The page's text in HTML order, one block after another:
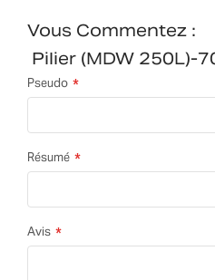
Vous Commentez :
Pilier (MDW 250L)-
Pseudo
Résumé
Avis